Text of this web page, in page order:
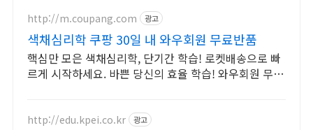
http://m.coupang.com 광고
색채심리학 쿠팡 30일 내 와우회원 무료반품
핵심만 모은 색채심리학, 단기간 학습! 로켓배송으로 빠
르게 시작하세요. 바쁜 당신의 효율 학습! 와우회원 무제
http://edu.kpei.co.kr 광고